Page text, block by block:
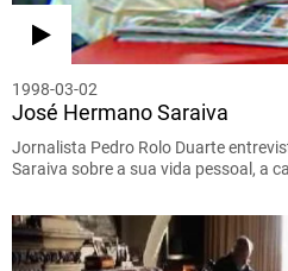
1998-03-02
José Hermano Saraiva
Jornalista Pedro Rolo Duarte
Saraiva sobre a sua vida pessoal, a